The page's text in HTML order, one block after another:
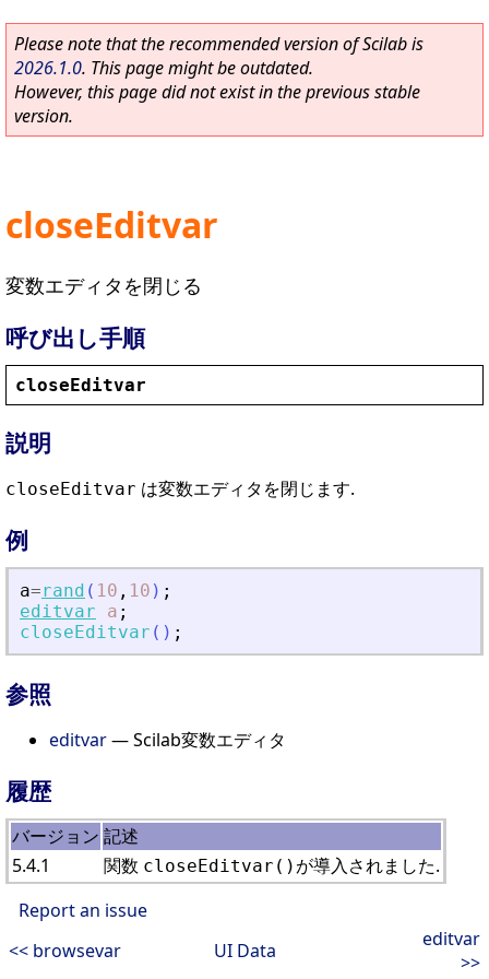
Please note that the recommended version of Scilab is
2026.1.0. This page might be outdated.
However, this page did not exist in the previous stable
version.
closeEditvar
変数エディタを閉じる
呼び出し手順
closeEditvar
説明
closeEditvar は変数エディタを閉じます.
例
a=rand ( 10 , 10 ) ;
editvar
a ;
closeEditvar ( ) ;
参照
editvar— Scilab変数エディタ
履歴
バージョン 記述
5.4.1
関数 closeEditvar() が導入されました.
Report an issue
<< browsevar
UI Data
editvar
>>